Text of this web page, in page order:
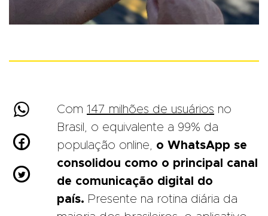



Com 147 milhões de usuários no
Brasil, o equivalente a 99% da
população online, o WhatsApp se
consolidou como o principal canal
de comunicação digital do
país. Presente na rotina diária da